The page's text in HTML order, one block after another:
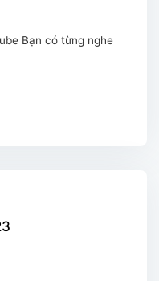
Bạn có từng nghe